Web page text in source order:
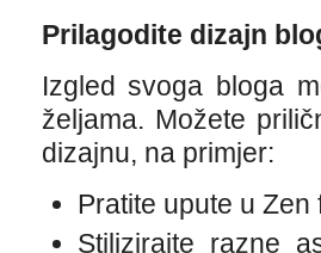
Prilagodite dizajn
Izgled svoga bloga
željama. Možete
dizajnu, na primjer:
Pratite upute u
Stilizirajte razne